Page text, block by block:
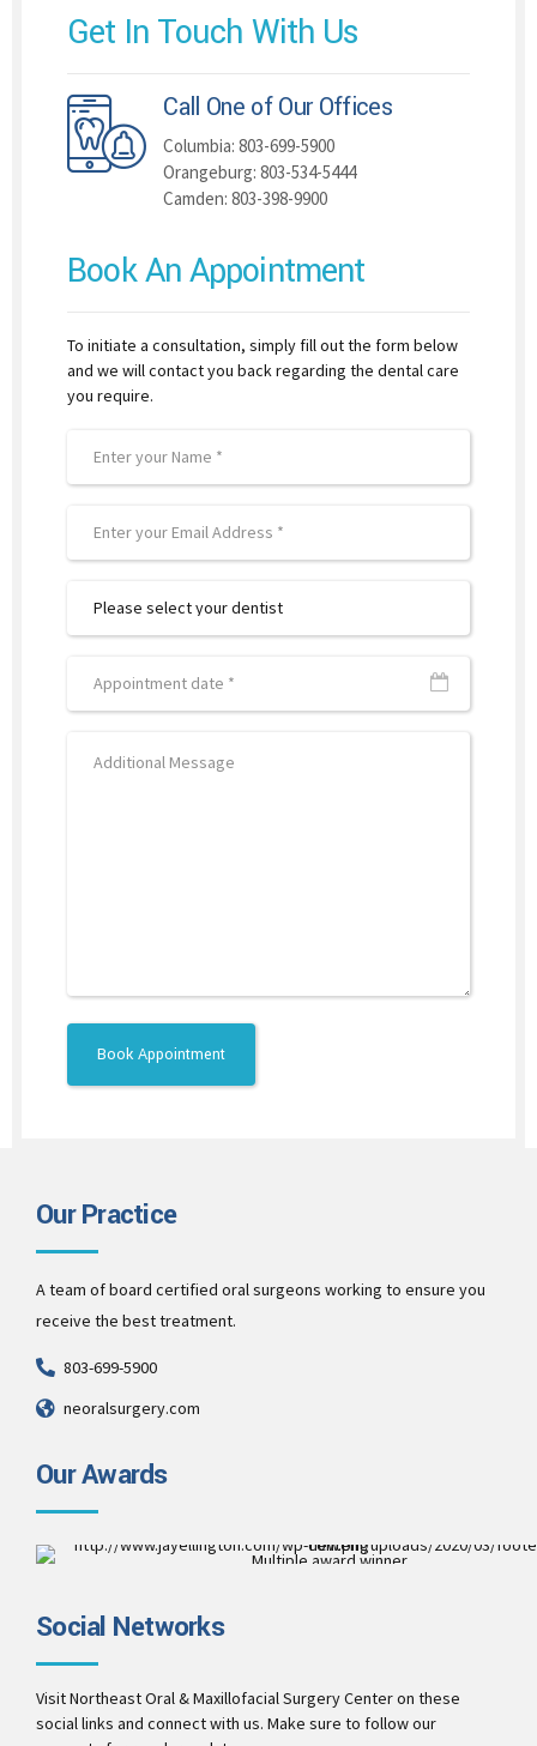
Get In Touch With Us
Call One of Our Offices
Columbia: 803-699-5900
Orangeburg: 803-534-5444
Camden: 803-398-9900
Book An Appointment
To initiate a consultation, simply fill out the form below
and we will contact you back regarding the dental care
you require.
Our Practice
A team of board certified oral surgeons working to ensure you
receive the best treatment.
803-699-5900
neoralsurgery.com
Our Awards
Multiple award winner
Best Practice & Team
Social Networks
Visit Northeast Oral & Maxillofacial Surgery Center on these
social links and connect with us. Make sure to follow our